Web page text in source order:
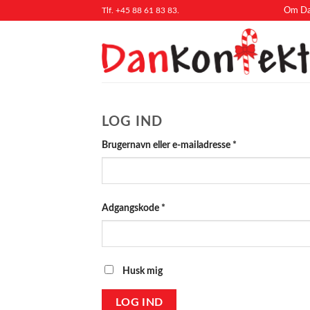
Tlf. +45 88 61 83 83. Om
LOG IND
Brugernavn eller e-mailadresse *
Adgangskode *
Husk mig
LOG IND